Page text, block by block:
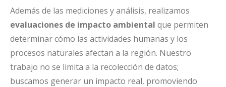
Además de las mediciones y análisis, realizamos
evaluaciones de impacto ambiental que permiten
determinar cómo las actividades humanas y los
procesos naturales afectan a la región. Nuestro
trabajo no se limita a la recolección de datos;
buscamos generar un impacto real, promoviendo